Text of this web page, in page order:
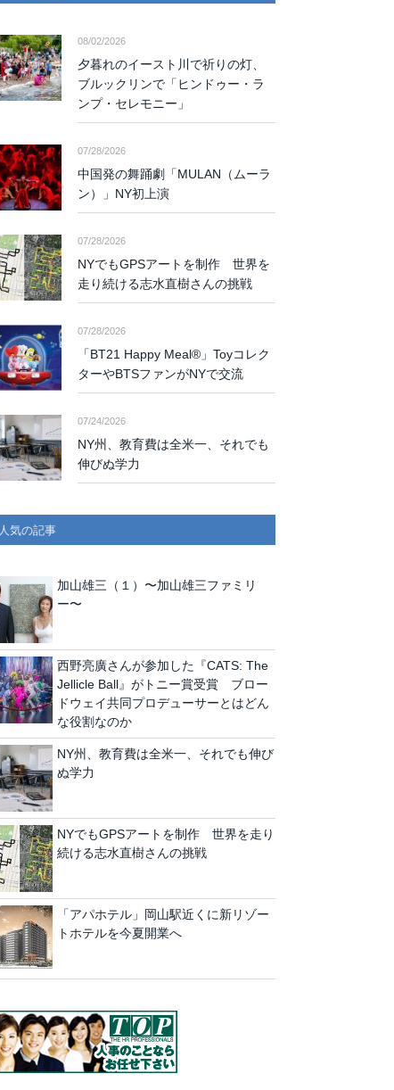
08/02/2026
夕暮れのイースト川で祈りの灯、
ブルックリンで「ヒンドゥー・ラ
ンプ・セレモニー」
07/28/2026
中国発の舞踊劇「MULAN（ムーラ
ン）」NY初上演
07/28/2026
NYでもGPSアートを制作 世界を
走り続ける志水直樹さんの挑戦
07/28/2026
「BT21 Happy Meal®」Toyコレク
ターやBTSファンがNYで交流
07/24/2026
NY州、教育費は全米一、それでも
伸びぬ学力
人気の記事
加山雄三（１）〜加山雄三ファミリ
ー〜
西野亮廣さんが参加した『CATS: The
Jellicle Ball』がトニー賞受賞 ブロー
ドウェイ共同プロデューサーとはどん
な役割なのか
NY州、教育費は全米一、それでも伸び
ぬ学力
NYでもGPSアートを制作 世界を走り
続ける志水直樹さんの挑戦
「アパホテル」岡山駅近くに新リゾー
トホテルを今夏開業へ